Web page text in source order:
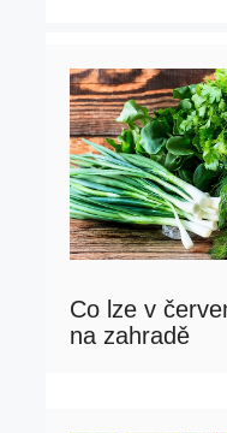
Co lze v
na zahradě